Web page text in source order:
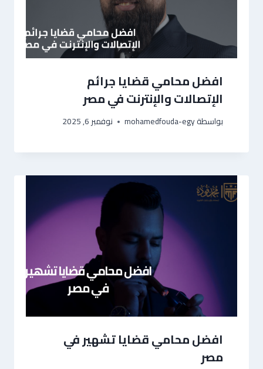
افضل محامي قضايا جرائم
الإتصالات والإنترنت في مصر
بواسطةmohamedfouda-egy نوفمبر 6, 2025
افضل محامي قضايا تشهير في
مصر